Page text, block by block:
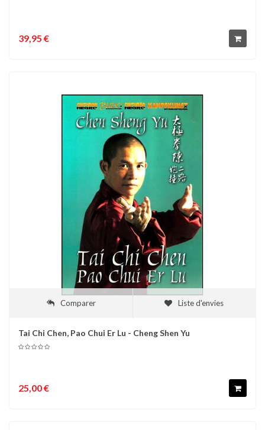
39,95 €
Comparer Liste d'envies
Tai Chi Chen, Pao Chui Er Lu - Cheng Shen Yu
25,00 €